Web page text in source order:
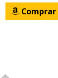
Comprar